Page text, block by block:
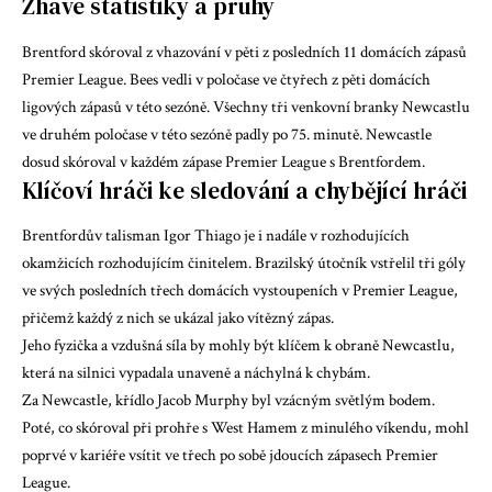
Brentford skóroval z vhazování v pěti z posledních 11 domácích zápasů
Premier League. Bees vedli v poločase ve čtyřech z pěti domácích
ligových zápasů v této sezóně. Všechny tři venkovní branky Newcastlu
ve druhém poločase v této sezóně padly po 75. minutě. Newcastle
dosud skóroval v každém zápase Premier League s Brentfordem.
Klíčoví hráči ke sledování a chybějící hráči
Brentfordův talismanIgor Thiagoje i nadále v rozhodujících
okamžicích rozhodujícím činitelem. Brazilský útočník vstřelil tři góly
ve svých posledních třech domácích vystoupeních v Premier League,
přičemž každý z nich se ukázal jako vítězný zápas.
Jeho fyzička a vzdušná síla by mohly být klíčem k obraně Newcastlu,
která na silnici vypadala unaveně a náchylná k chybám.
Za Newcastle, křídlo Jacob Murphybyl vzácným světlým bodem.
Poté, co skóroval při prohře s West Hamem z minulého víkendu, mohl
poprvé v kariéře vsítit ve třech po sobě jdoucích zápasech Premier
League.